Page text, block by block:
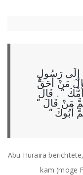
إِلَى رَسُولِ
مَنْ أَحَقُّ
‏“‏ ‏.‏ قَال
مَنْ قَالَ ‏“‏
أَبُوكَ ‏“‏
Abu Huraira
kam (möge